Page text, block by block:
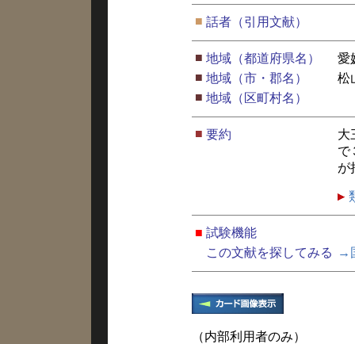
■ 話者（引用文献）
■ 地域（都道府県名）
愛
■ 地域（市・郡名）
松
■ 地域（区町村名）
■ 要約
大
で
が
■ 試験機能
この文献を探してみる
→
（内部利用者のみ）